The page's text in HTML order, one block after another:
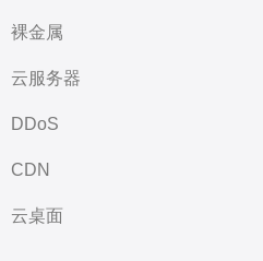
裸金属
云服务器
DDoS
CDN
云桌面